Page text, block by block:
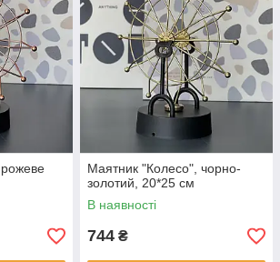
Маятник "Колесо", чорно-
золотий, 20*25 см
В наявності
744 ₴